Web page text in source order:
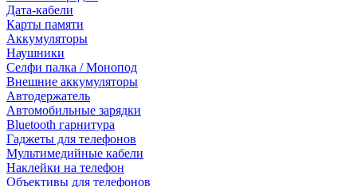
Дата-кабели
Карты памяти
Аккумуляторы
Наушники
Селфи палка / Монопод
Внешние аккумуляторы
Автодержатель
Автомобильные зарядки
Bluetooth гарнитура
Гаджеты для телефонов
Мультимедийные кабели
Наклейки на телефон
Объективы для телефонов